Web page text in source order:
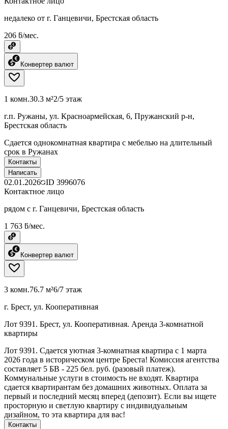
недалеко от г. Ганцевичи, Брестская область
206 ƃ/мес.
Конвертер валют
1 комн.30.3 м²2/5 этаж
г.п. Ружаны, ул. Красноармейская, 6, Пружанский р-н,
Брестская область
Сдается однокомнатная квартира с мебелью на длительный
срок в Ружанах
Контакты
Написать
02.01.2026 ID 3996076
Контактное лицо
рядом с г. Ганцевичи, Брестская область
1 763 ƃ/мес.
Конвертер валют
3 комн.76.7 м²6/7 этаж
г. Брест, ул. Кооперативная
Лот 9391. Брест, ул. Кооперативная. Аренда 3-комнатной
квартиры
Лот 9391. Сдается уютная 3-комнатная квартира с 1 марта
2026 года в историческом центре Бреста! Комиссия агентства
составляет 5 БВ - 225 бел. руб. (разовый платеж).
Коммунальные услуги в стоимость не входят. Квартира
сдается квартирантам без домашних животных. Оплата за
первый и последний месяц вперед (депозит). Если вы ищете
просторную и светлую квартиру с индивидуальным
дизайном, то эта квартира для вас!
Контакты